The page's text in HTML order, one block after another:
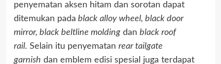
penyematan aksen hitam dan sorotan dapat
ditemukan pada black alloy wheel, black door
mirror, black beltline moldingdan black roof
rail. Selain itu penyematan rear tailgate
garnish dan emblem edisi spesial juga terdapat